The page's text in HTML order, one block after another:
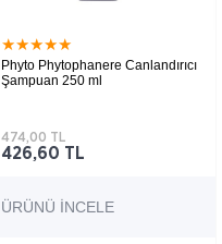
★★★★★
Phyto Phytophanere Canlandırıcı
Şampuan 250 ml
426,60 TL
474,00 TL
ÜRÜNÜ İNCELE